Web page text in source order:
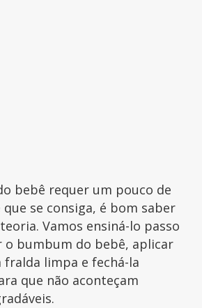
bebê requer um pouco de
se consiga, é bom saber
Vamos ensiná-lo passo
o bumbum do bebê, aplicar
fralda limpa e fechá-la
que não aconteçam